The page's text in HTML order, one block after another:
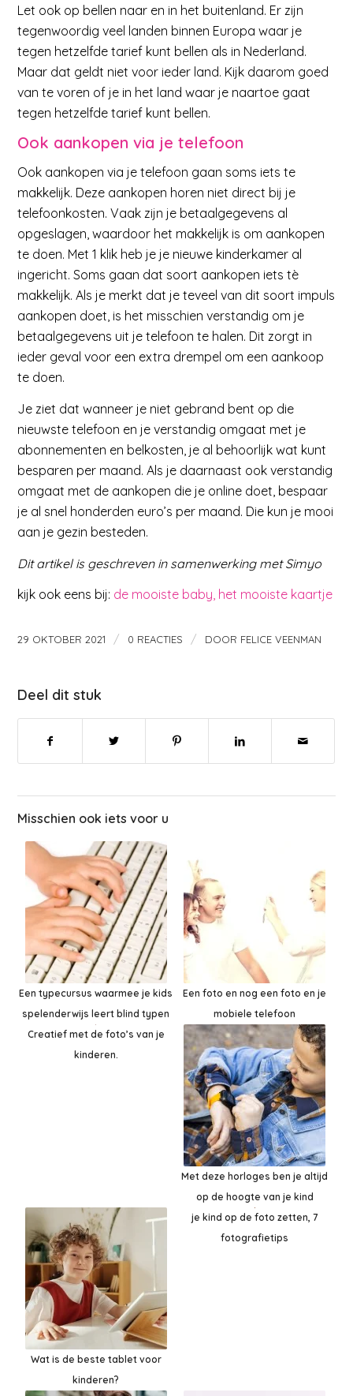
Let ook op bellen naar en in het buitenland. Er zijn
tegenwoordig veel landen binnen Europa waar je
tegen hetzelfde tarief kunt bellen als in Nederland.
Maar dat geldt niet voor ieder land. Kijk daarom goed
van te voren of je in het land waar je naartoe gaat
tegen hetzelfde tarief kunt bellen.
Ook aankopen via je telefoon
Ook aankopen via je telefoon gaan soms iets te
makkelijk. Deze aankopen horen niet direct bij je
telefoonkosten. Vaak zijn je betaalgegevens al
opgeslagen, waardoor het makkelijk is om aankopen
te doen. Met 1 klik heb je je nieuwe kinderkamer al
ingericht. Soms gaan dat soort aankopen iets tè
makkelijk. Als je merkt dat je teveel van dit soort impuls
aankopen doet, is het misschien verstandig om je
betaalgegevens uit je telefoon te halen. Dit zorgt in
ieder geval voor een extra drempel om een aankoop
te doen.
Je ziet dat wanneer je niet gebrand bent op die
nieuwste telefoon en je verstandig omgaat met je
abonnementen en belkosten, je al behoorlijk wat kunt
besparen per maand. Als je daarnaast ook verstandig
omgaat met de aankopen die je online doet, bespaar
je al snel honderden euro’s per maand. Die kun je mooi
aan je gezin besteden.
Dit artikel is geschreven in samenwerking met Simyo
kijk ook eens bij: de mooiste baby, het mooiste kaartje
29 OKTOBER 2021 / 0 REACTIES / DOOR FELICE VEENMAN
Deel dit stuk
Misschien ook iets voor u
Een typecursus waarmee je kids
spelenderwijs leert blind typen
Een foto en nog een foto en je
mobiele telefoon
Creatief met de foto’s van je
kinderen.
Met deze horloges ben je altijd
op de hoogte van je kind
Wat is de beste tablet voor
kinderen?
je kind op de foto zetten, 7
fotografietips